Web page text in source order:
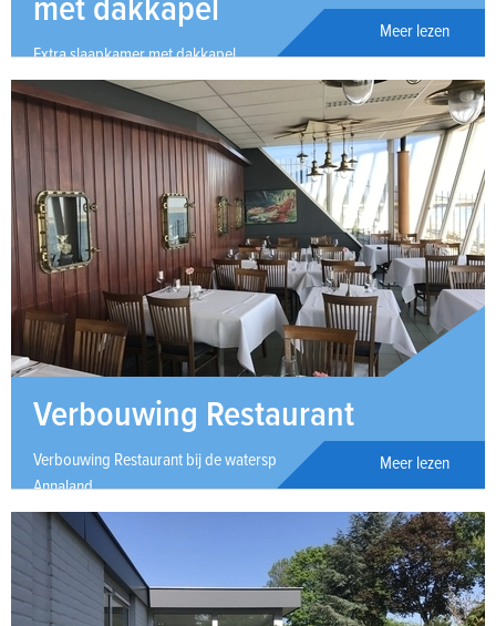
met dakkapel
Extra slaapkamer met dakkapel
Meer lezen
Verbouwing Restaurant
Verbouwing Restaurant bij de watersportvereniging in St.
Annaland
Meer lezen